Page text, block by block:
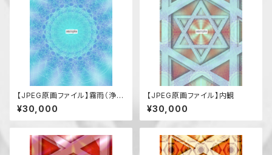
【JPEG原画ファイル】霧雨（浄
化）
¥30,000
【JPEG原画ファイル】内観
¥30,000